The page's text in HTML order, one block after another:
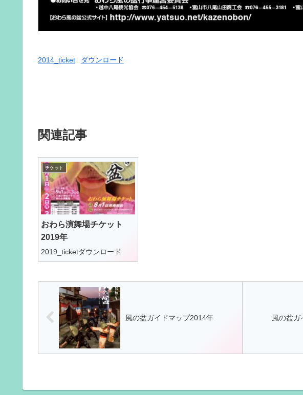
2014_ticket ダウンロード
関連記事
チケット
おわら演舞場チケット
2019年
2019_ticketダウンロード
風の盆ガイドマップ2014年 風の盆